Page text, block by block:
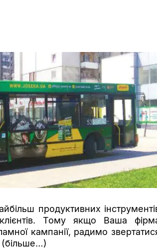
продуктивних
Тому якщо Ваша
кампанії, радимо
(більше…)